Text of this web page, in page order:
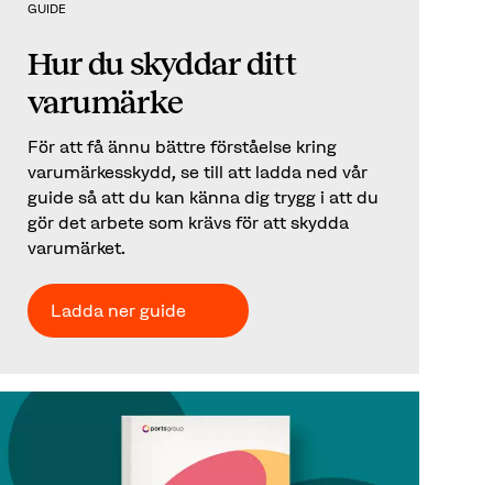
GUIDE
Hur du skyddar ditt
varumärke
För att få ännu bättre förståelse kring
varumärkesskydd, se till att ladda ned vår
guide så att du kan känna dig trygg i att du
gör det arbete som krävs för att skydda
varumärket.
Ladda ner guide